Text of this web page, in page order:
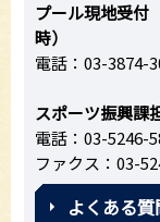
プール現地受付
時）
電話：03-3874-
スポーツ振興課
電話：03-5246-
ファクス：03-
よくある質